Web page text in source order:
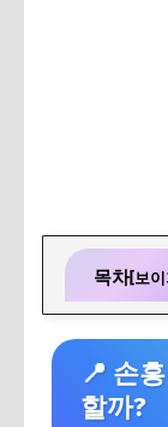
목차[보이
📦 구매처
👕 유니폼
📍 손
할까?